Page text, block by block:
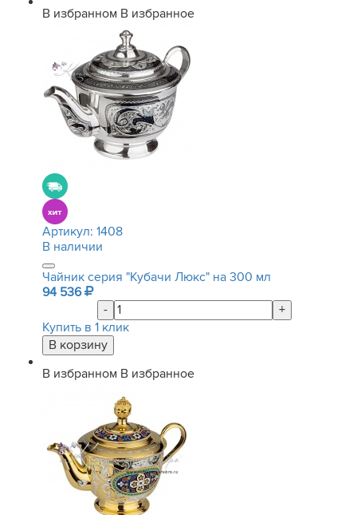
В избранном В избранное
Артикул: 1408
В наличии
Чайник серия "Кубачи Люкс" на 300 мл
94 536
-
+
Купить в 1 клик
В избранном В избранное